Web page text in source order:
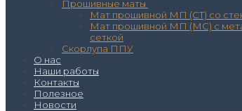
Прошивные маты
Мат прошивной МП (СТ) со
Мат прошивной МП (МС) с
сеткой
Скорлупа ППУ
О нас
Наши работы
Контакты
Полезное
Новости